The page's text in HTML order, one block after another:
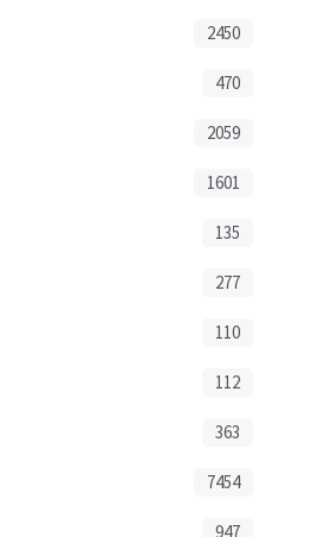
2450
470
2059
1601
135
277
110
112
363
7454
947